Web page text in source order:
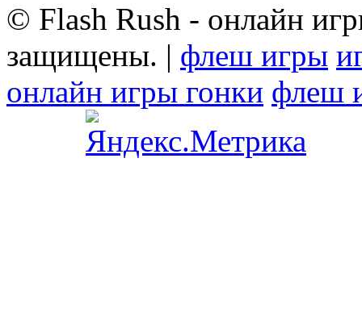
© Flash Rush - онлайн
защищены. | флеш игры
онлайн игры гонки флеш